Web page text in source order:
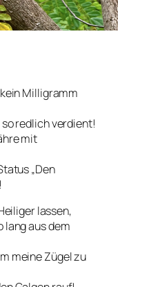
Milligramm
redlich verdient!
mit
„Den
lassen,
lang aus dem
meine Zügel zu